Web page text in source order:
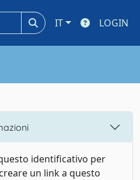
IT LOGIN
identificativo per
un link a questo